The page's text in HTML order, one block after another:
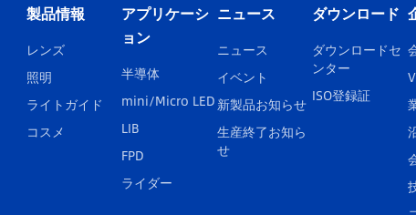
製品情報
レンズ
照明
ライトガイド
コスメ
アプリケーシ
ョン
半導体
mini/Micro LED
LIB
FPD
ライダー
ニュース
ニュース
イベント
新製品お知らせ
生産終了お知ら
せ
ダウンロード
ダウンロードセ
ンター
ISO登録証